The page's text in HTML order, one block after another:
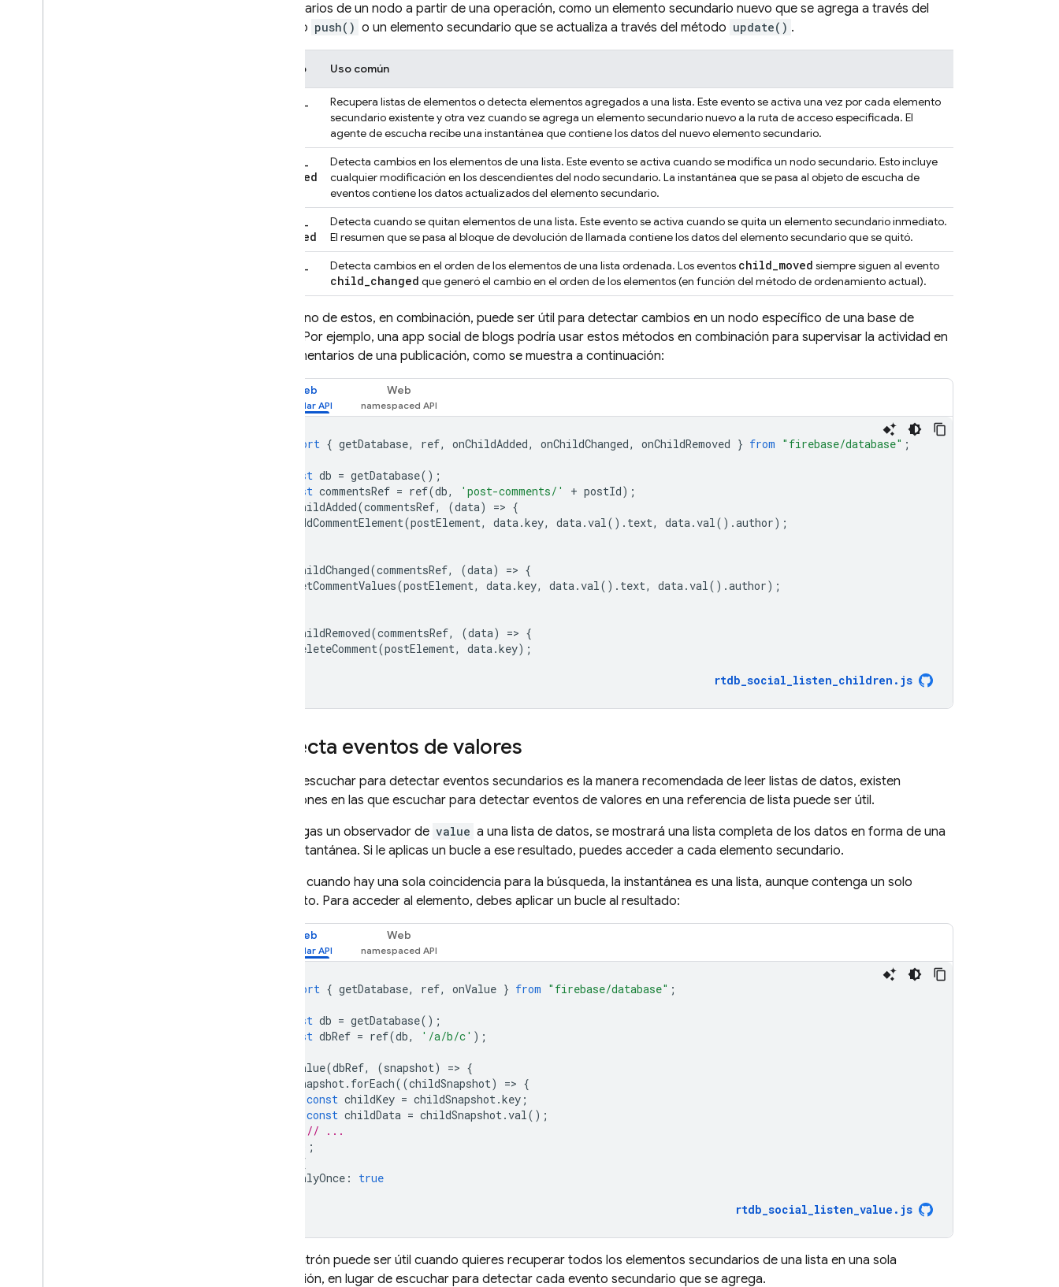
secundarios de un nodo a partir de una operación, como un elemento secundario nuevo que se agrega a través del
método push() o un elemento secundario que se actualiza a través del método update() .
Evento Uso común
_
Recupera listas de elementos o detecta elementos agregados a una lista. Este evento se activa una vez por cada elemento
secundario existente y otra vez cuando se agrega un elemento secundario nuevo a la ruta de acceso especificada. El
agente de escucha recibe una instantánea que contiene los datos del nuevo elemento secundario.
_
changed
Detecta cambios en los elementos de una lista. Este evento se activa cuando se modifica un nodo secundario. Esto incluye
cualquier modificación en los descendientes del nodo secundario. La instantánea que se pasa al objeto de escucha de
eventos contiene los datos actualizados del elemento secundario.
_
removed
Detecta cuando se quitan elementos de una lista. Este evento se activa cuando se quita un elemento secundario inmediato.
El resumen que se pasa al bloque de devolución de llamada contiene los datos del elemento secundario que se quitó.
_
Detecta cambios en el orden de los elementos de una lista ordenada. Los eventos child_moved siempre siguen al evento
child_changed que generó el cambio en el orden de los elementos (en función del método de ordenamiento actual).
Cada uno de estos, en combinación, puede ser útil para detectar cambios en un nodo específico de una base de
datos. Por ejemplo, una app social de blogs podría usar estos métodos en combinación para supervisar la actividad en
los comentarios de una publicación, como se muestra a continuación:
Web Web
import { getDatabase, ref, onChildAdded, onChildChanged, onChildRemoved } from "firebase/database" ;
const db = getDatabase();
const commentsRef = ref(db, 'post-comments/' + postId);
onChildAdded(commentsRef, (data) => {
addCommentElement(postElement, data.key, data.val(). text, data.val().author);
onChildChanged(commentsRef, (data) => {
setCommentValues(postElement, data.key, data.val(). text, data.val().author);
onChildRemoved(commentsRef, (data) => {
deleteComment(postElement, data.key);
rtdb_social_listen_children . js
Detecta eventos de valores
Si bien escuchar para detectar eventos secundarios es la manera recomendada de leer listas de datos, existen
situaciones en las que escuchar para detectar eventos de valores en una referencia de lista puede ser útil.
Si agregas un observador de value a una lista de datos, se mostrará una lista completa de los datos en forma de una
sola instantánea. Si le aplicas un bucle a ese resultado, puedes acceder a cada elemento secundario.
Incluso cuando hay una sola coincidencia para la búsqueda, la instantánea es una lista, aunque contenga un solo
elemento. Para acceder al elemento, debes aplicar un bucle al resultado:
Web Web
import { getDatabase, ref, onValue } from "firebase/database" ;
const db = getDatabase();
const dbRef = ref(db, '/a/b/c' );
onValue(dbRef, (snapshot) => {
snapshot. forEach((childSnapshot) => {
const childKey = childSnapshot.key ;
const childData = childSnapshot.val();
// ...
});
{
onlyOnce :
true
rtdb_social_listen_value . js
Este patrón puede ser útil cuando quieres recuperar todos los elementos secundarios de una lista en una sola
operación, en lugar de escuchar para detectar cada evento secundario que se agrega.